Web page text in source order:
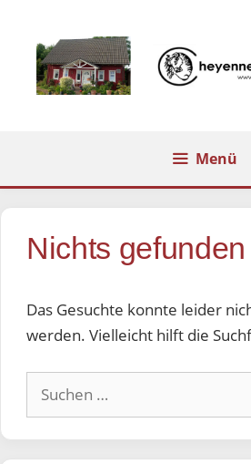
springen
Menü
Nichts gefunden
Das Gesuchte konnte leider
werden. Vielleicht hilft die
Suchen